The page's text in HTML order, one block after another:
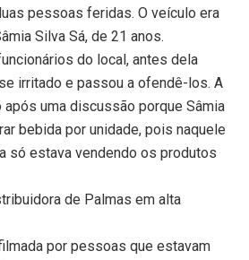
pessoas feridas. O veículo era
Silva Sá, de 21 anos.
do local, antes dela
irritado e passou a ofendê-los. A
uma discussão porque Sâmia
bebida por unidade, pois naquele
só estava vendendo os produtos
de Palmas em alta
por pessoas que estavam